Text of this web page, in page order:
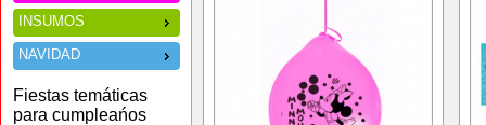
INSUMOS
NAVIDAD
Fiestas temáticas
para cumpleańos